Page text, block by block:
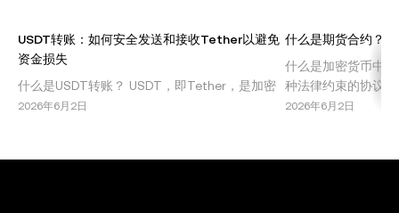
USDT转账：如何安全发送和接收Tether以避免
资金损失
什么是USDT转账？ USDT，即Tether，是加密
货币市场中最广泛使用的稳定币之一。USDT与
账指的是在钱包、交易所或其他平台之间发送或
2026年6月2日
什么是期货合约？
什么是加密货币中
种法律约束的协议
以预定价格买入或
格波动。这种交易
2026年6月2日